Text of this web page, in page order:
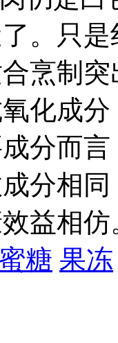
。只
烹制
化成
分而
分相
益相仿
蜜糖 果冻